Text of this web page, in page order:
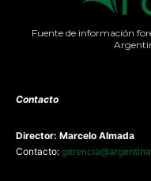
Fuente de información
Contacto
Director: Marcelo Almada
Contacto: